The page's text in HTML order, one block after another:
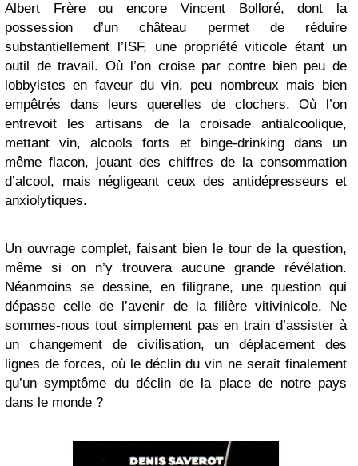
Albert Frère ou encore Vincent Bolloré, dont la
possession d’un château permet de réduire
substantiellement l’ISF, une propriété viticole étant un
outil de travail. Où l’on croise par contre bien peu de
lobbyistes en faveur du vin, peu nombreux mais bien
empêtrés dans leurs querelles de clochers. Où l’on
entrevoit les artisans de la croisade antialcoolique,
mettant vin, alcools forts et binge-drinking dans un
même flacon, jouant des chiffres de la consommation
d’alcool, mais négligeant ceux des antidépresseurs et
anxiolytiques.
Un ouvrage complet, faisant bien le tour de la question,
même si on n’y trouvera aucune grande révélation.
Néanmoins se dessine, en filigrane, une question qui
dépasse celle de l’avenir de la filière vitivinicole. Ne
sommes-nous tout simplement pas en train d’assister à
un changement de civilisation, un déplacement des
lignes de forces, où le déclin du vin ne serait finalement
qu’un symptôme du déclin de la place de notre pays
dans le monde ?